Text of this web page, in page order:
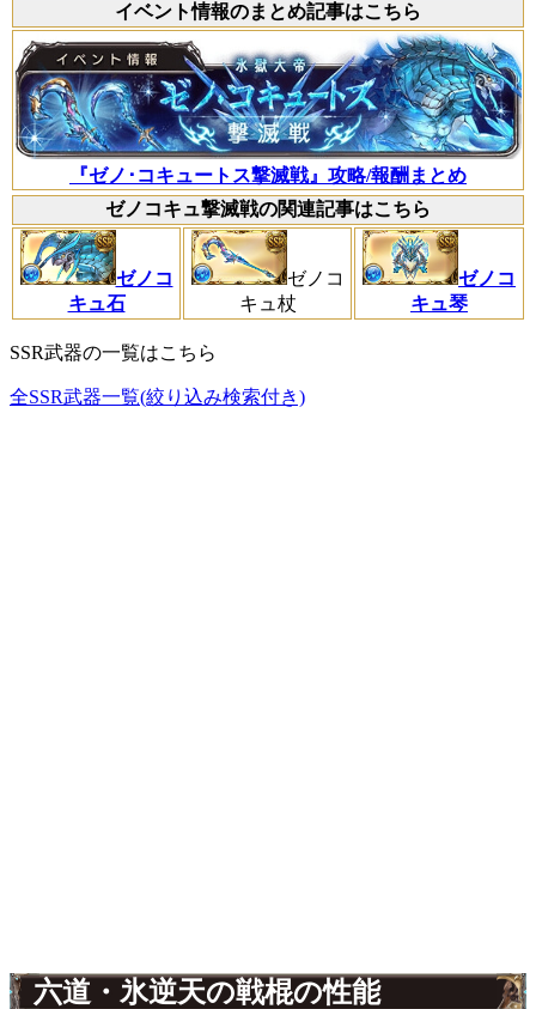
イベント情報のまとめ記事はこちら
『ゼノ･コキュートス撃滅戦』攻略/報酬まとめ
ゼノコキュ撃滅戦の関連記事はこちら
ゼノコ
キュ石
ゼノコ
キュ杖
ゼノコ
キュ琴
SSR武器の一覧はこちら
全SSR武器一覧(絞り込み検索付き)
六道・氷逆天の戦棍の性能